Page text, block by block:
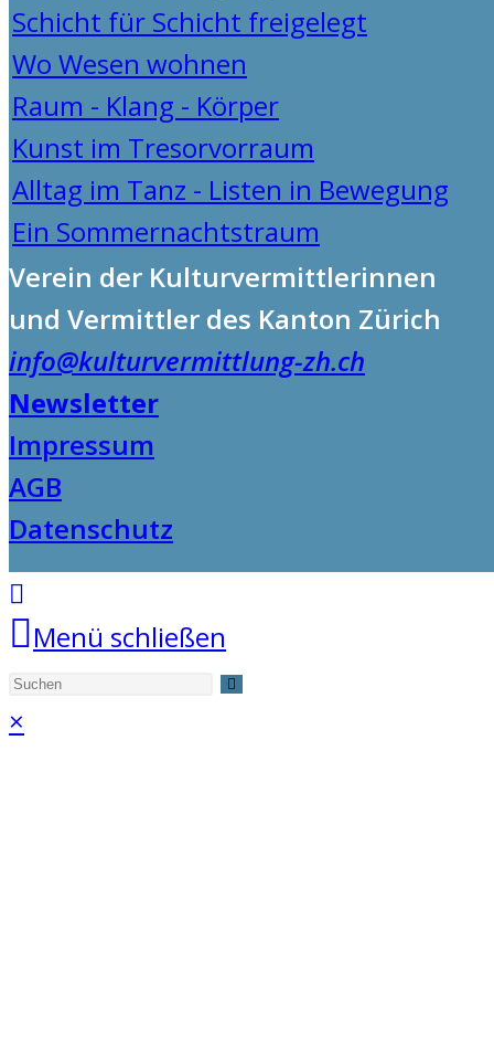
Schicht für Schicht freigelegt
Wo Wesen wohnen
Raum - Klang - Körper
Kunst im Tresorvorraum
Alltag im Tanz - Listen in Bewegung
Ein Sommernachtstraum
Verein der Kulturvermittlerinnen
und Vermittler des Kanton Zürich
info@kulturvermittlung-zh.ch
Newsletter
Impressum
AGB
Datenschutz
Menü schließen
×